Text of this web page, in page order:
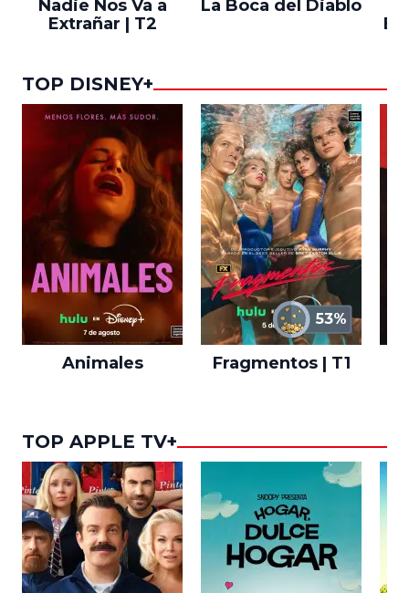
Nadie Nos Va a
Extrañar | T2
La Boca del Diablo
TOP DISNEY+
Animales
53%
Fragmentos | T1
TOP APPLE TV+